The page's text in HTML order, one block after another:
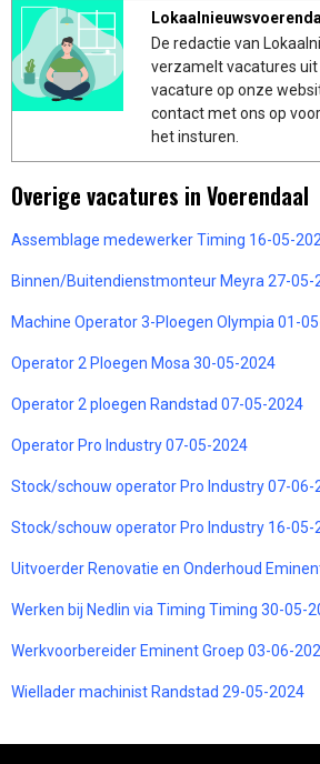
De redactie van
verzamelt vacatures uit
vacature op onze
contact met ons op
het insturen.
Overige vacatures in Voerendaal
Assemblage medewerker Timing 16-05-
Binnen/Buitendienstmonteur Meyra 27-05-
Machine Operator 3-Ploegen Olympia 01-
Operator 2 Ploegen Mosa 30-05-2024
Operator 2 ploegen Randstad 07-05-2024
Operator Pro Industry 07-05-2024
Stock/schouw operator Pro Industry 07-06-
Stock/schouw operator Pro Industry 16-05-
Uitvoerder Renovatie en Onderhoud
Werken bij Nedlin via Timing Timing 30-05-
Werkvoorbereider Eminent Groep 03-06-
Wiellader machinist Randstad 29-05-2024